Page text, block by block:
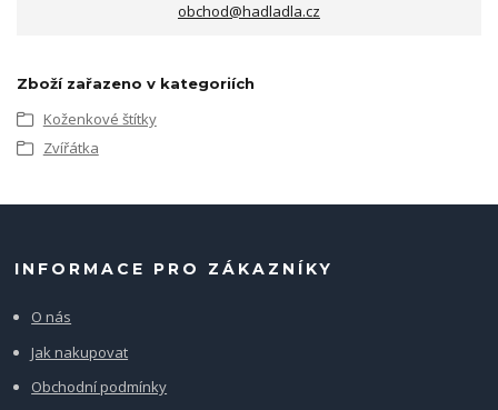
obchod@hadladla.cz
Zboží zařazeno v kategoriích
Koženkové štítky
Zvířátka
INFORMACE PRO ZÁKAZNÍKY
O nás
Jak nakupovat
Obchodní podmínky